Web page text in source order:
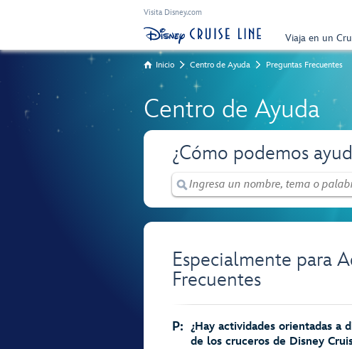
Visita Disney.com
Viaja en un
Inicio Centro de Ayuda Preguntas Frecuentes
Centro de Ayuda
¿Cómo podemos
Especialmente para
Frecuentes
P: ¿Hay actividades orientadas a
de los cruceros de Disney